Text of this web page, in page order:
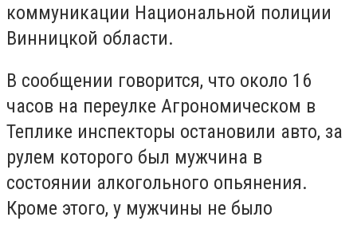
коммуникации Национальной полиции
Винницкой области.
В сообщении говорится, что около 16
часов на переулке Агрономическом в
Теплике инспекторы остановили авто, за
рулем которого был мужчина в
состоянии алкогольного опьянения.
Кроме этого, у мужчины не было